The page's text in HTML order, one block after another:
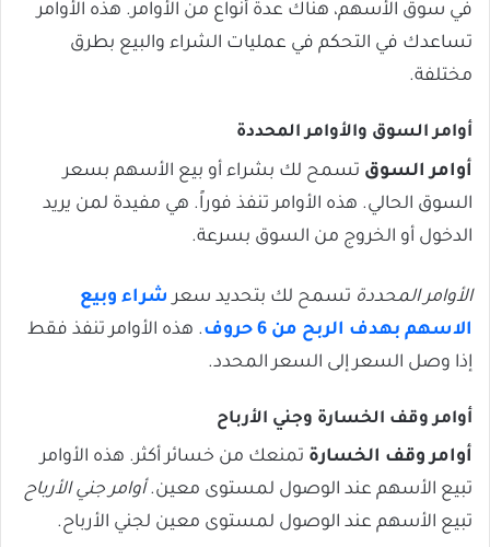
في سوق الأسهم، هناك عدة أنواع من الأوامر. هذه الأوامر
تساعدك في التحكم في عمليات الشراء والبيع بطرق
مختلفة.
أوامر السوق والأوامر المحددة
أوامر السوق تسمح لك بشراء أو بيع الأسهم بسعر
السوق الحالي. هذه الأوامر تنفذ فوراً. هي مفيدة لمن يريد
الدخول أو الخروج من السوق بسرعة.
الأوامر المحددة تسمح لك بتحديد سعر شراء وبيع
الاسهم بهدف الربح من 6 حروف
. هذه الأوامر تنفذ فقط
إذا وصل السعر إلى السعر المحدد.
أوامر وقف الخسارة وجني الأرباح
أوامر وقف الخسارة تمنعك من خسائر أكثر. هذه الأوامر
تبيع الأسهم عند الوصول لمستوى معين.أوامر جني الأرباح
تبيع الأسهم عند الوصول لمستوى معين لجني الأرباح.